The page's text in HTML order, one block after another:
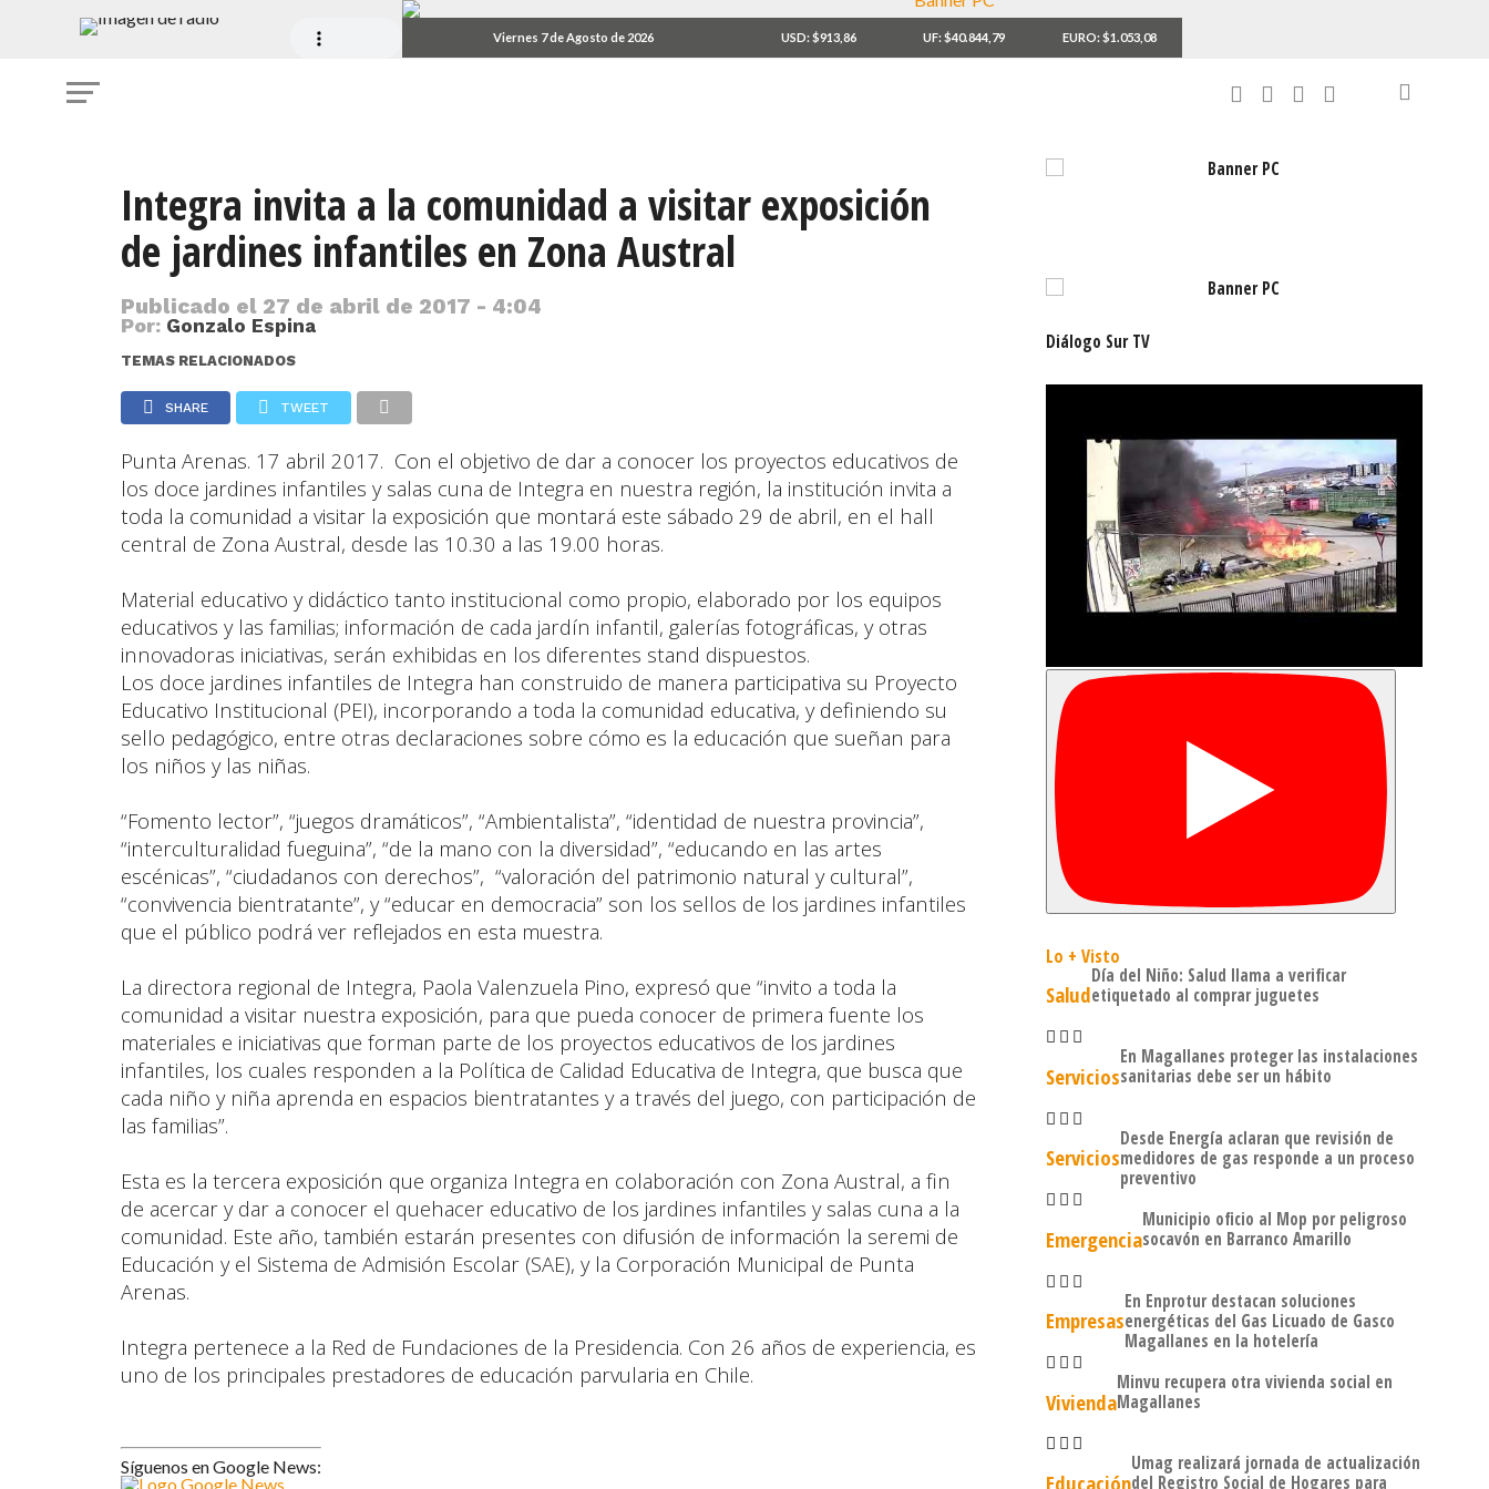
Viernes 7 de Agosto de 2026 USD: $913,86 UF: $40.844,79 EURO: $1.053,08
Integra invita a la comunidad a visitar exposición
de jardines infantiles en Zona Austral
Publicado el 27 de abril de 2017 - 4:04
Por: Gonzalo Espina
TEMAS RELACIONADOS
SHARE TWEET
Punta Arenas. 17 abril 2017. Con el objetivo de dar a conocer los proyectos educativos de
los doce jardines infantiles y salas cuna de Integra en nuestra región, la institución invita a
toda la comunidad a visitar la exposición que montará este sábado 29 de abril, en el hall
central de Zona Austral, desde las 10.30 a las 19.00 horas.
Material educativo y didáctico tanto institucional como propio, elaborado por los equipos
educativos y las familias; información de cada jardín infantil, galerías fotográficas, y otras
innovadoras iniciativas, serán exhibidas en los diferentes stand dispuestos.
Los doce jardines infantiles de Integra han construido de manera participativa su Proyecto
Educativo Institucional (PEI), incorporando a toda la comunidad educativa, y definiendo su
sello pedagógico, entre otras declaraciones sobre cómo es la educación que sueñan para
los niños y las niñas.
“Fomento lector”, “juegos dramáticos”, “Ambientalista”, “identidad de nuestra provincia”,
“interculturalidad fueguina”, “de la mano con la diversidad”, “educando en las artes
escénicas”, “ciudadanos con derechos”, “valoración del patrimonio natural y cultural”,
“convivencia bientratante”, y “educar en democracia” son los sellos de los jardines infantiles
que el público podrá ver reflejados en esta muestra.
La directora regional de Integra, Paola Valenzuela Pino, expresó que “invito a toda la
comunidad a visitar nuestra exposición, para que pueda conocer de primera fuente los
materiales e iniciativas que forman parte de los proyectos educativos de los jardines
infantiles, los cuales responden a la Política de Calidad Educativa de Integra, que busca que
cada niño y niña aprenda en espacios bientratantes y a través del juego, con participación de
las familias”.
Esta es la tercera exposición que organiza Integra en colaboración con Zona Austral, a fin
de acercar y dar a conocer el quehacer educativo de los jardines infantiles y salas cuna a la
comunidad. Este año, también estarán presentes con difusión de información la seremi de
Educación y el Sistema de Admisión Escolar (SAE), y la Corporación Municipal de Punta
Arenas.
Integra pertenece a la Red de Fundaciones de la Presidencia. Con 26 años de experiencia, es
uno de los principales prestadores de educación parvularia en Chile.
Síguenos en Google News:
Diálogo Sur TV
Lo + Visto
Salud
Día del Niño: Salud llama a verificar
etiquetado al comprar juguetes
Servicios
En Magallanes proteger las instalaciones
sanitarias debe ser un hábito
Servicios
Desde Energía aclaran que revisión de
medidores de gas responde a un proceso
preventivo
Emergencia
Municipio oficio al Mop por peligroso
socavón en Barranco Amarillo
Empresas
En Enprotur destacan soluciones
energéticas del Gas Licuado de Gasco
Magallanes en la hotelería
Vivienda
Minvu recupera otra vivienda social en
Magallanes
Educación
Umag realizará jornada de actualización
del Registro Social de Hogares para